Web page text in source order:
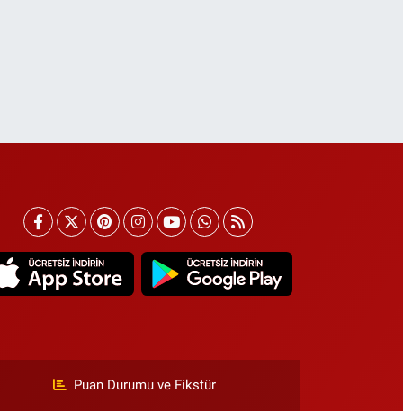
Puan Durumu ve Fikstür